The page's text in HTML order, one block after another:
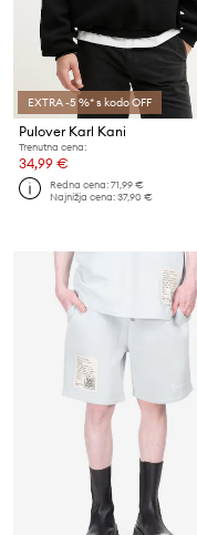
EXTRA -5 %* s kodo OFF
Pulover Karl Kani
Trenutna cena:
34,99 €
Redna cena:71,99 €
Najnižja cena:37,90 €